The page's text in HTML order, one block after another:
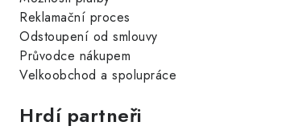
Reklamační proces
Odstoupení od smlouvy
Průvodce nákupem
Velkoobchod a spolupráce
Hrdí partneři